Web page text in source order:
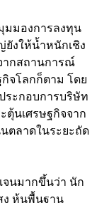
มมองการลงทุน
ยังให้น้ำหนักเชิง
ากสถานการณ์
จโลกก็ตาม โดย
ระกอบการบริษัท
ตุ้นเศรษฐกิจจาก
ตลาดในระยะถัด
จนมากขึ้นว่า นัก
หุ้นพื้นฐาน